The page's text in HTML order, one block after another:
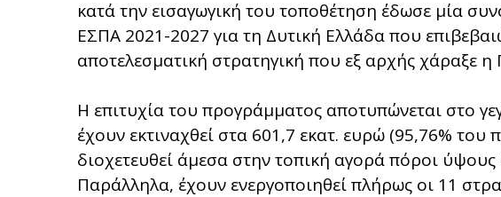
κατά την εισαγωγική του τοποθέτηση έδωσε μία
ΕΣΠΑ 2021-2027 για τη Δυτική Ελλάδα που
αποτελεσματική στρατηγική που εξ αρχής χάραξε η
Η επιτυχία του προγράμματος αποτυπώνεται στο
έχουν εκτιναχθεί στα 601,7 εκατ. ευρώ (95,76%
διοχετευθεί άμεσα στην τοπική αγορά πόροι
Παράλληλα, έχουν ενεργοποιηθεί πλήρως οι 11